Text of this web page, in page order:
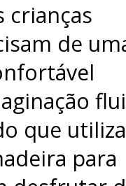
crianças
de
que
para